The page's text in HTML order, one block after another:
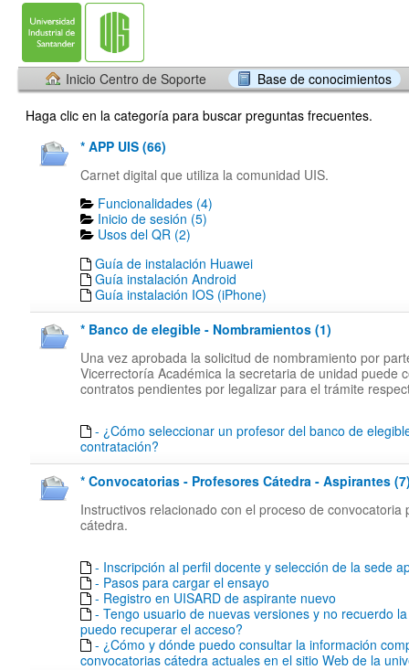
Inicio Centro de Soporte
Base de conocimientos
Haga clic en la categoría para buscar preguntas frecuentes.
* APP UIS (66)
Carnet digital que utiliza la comunidad UIS.
Funcionalidades (4)
Inicio de sesión (5)
Usos del QR (2)
Guía de instalación Huawei
Guía instalación Android
Guía instalación IOS (iPhone)
* Banco de elegible - Nombramientos (1)
Una vez aprobada la solicitud de nombramiento por
Vicerrectoría Académica la secretaria de unidad puede
contratos pendientes por legalizar para el trámite
- ¿Cómo seleccionar un profesor del banco de
contratación?
* Convocatorias - Profesores Cátedra - Aspirantes
Instructivos relacionado con el proceso de convocatoria
cátedra.
- Inscripción al perfil docente y selección de la sede
- Pasos para cargar el ensayo
- Registro en UISARD de aspirante nuevo
- Tengo usuario de nuevas versiones y no recuerdo
puedo recuperar el acceso?
- ¿Cómo y dónde puedo consultar la información
convocatorias cátedra actuales en el sitio Web de la